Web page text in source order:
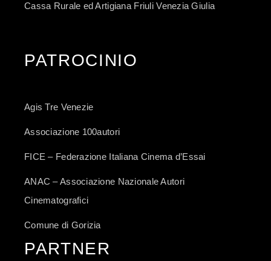
Cassa Rurale ed Artigiana Friuli Venezia Giulia
PATROCINIO
Agis Tre Venezie
Associazione 100autori
FICE – Federazione Italiana Cinema d’Essai
ANAC – Associazione Nazionale Autori
Cinematografici
Comune di Gorizia
PARTNER